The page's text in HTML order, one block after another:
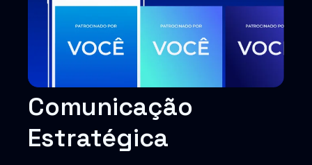
Comunicação
Estratégica